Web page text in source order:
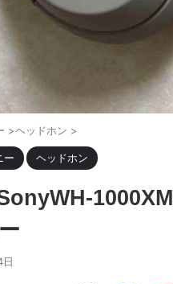
>ヘッドホン >
ー ヘッドホン